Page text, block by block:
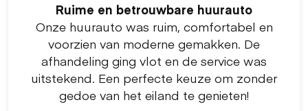
Ruime en betrouwbare huurauto
Onze huurauto was ruim, comfortabel en
voorzien van moderne gemakken. De
afhandeling ging vlot en de service was
uitstekend. Een perfecte keuze om zonder
gedoe van het eiland te genieten!